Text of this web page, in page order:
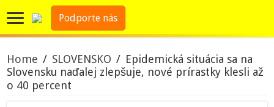
Podporte nás
Home / SLOVENSKO / Epidemická situácia sa na
Slovensku naďalej zlepšuje, nové prírastky klesli až
o 40 percent